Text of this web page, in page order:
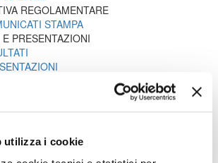
utilizza i cookie
REGOLAMENTARE
STAMPA
E PRESENTAZIONI
TITOLO